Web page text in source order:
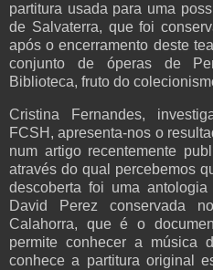
partitura usada para uma
de Salvaterra, que foi
após o encerramento deste
conjunto de óperas de
Biblioteca, fruto do
Cristina Fernandes,
FCSH, apresenta-nos o
num artigo recentemente
através do qual percebemos
descoberta foi uma
David Perez conservada
Calahorra, que é o
permite conhecer a música
conhece a partitura original